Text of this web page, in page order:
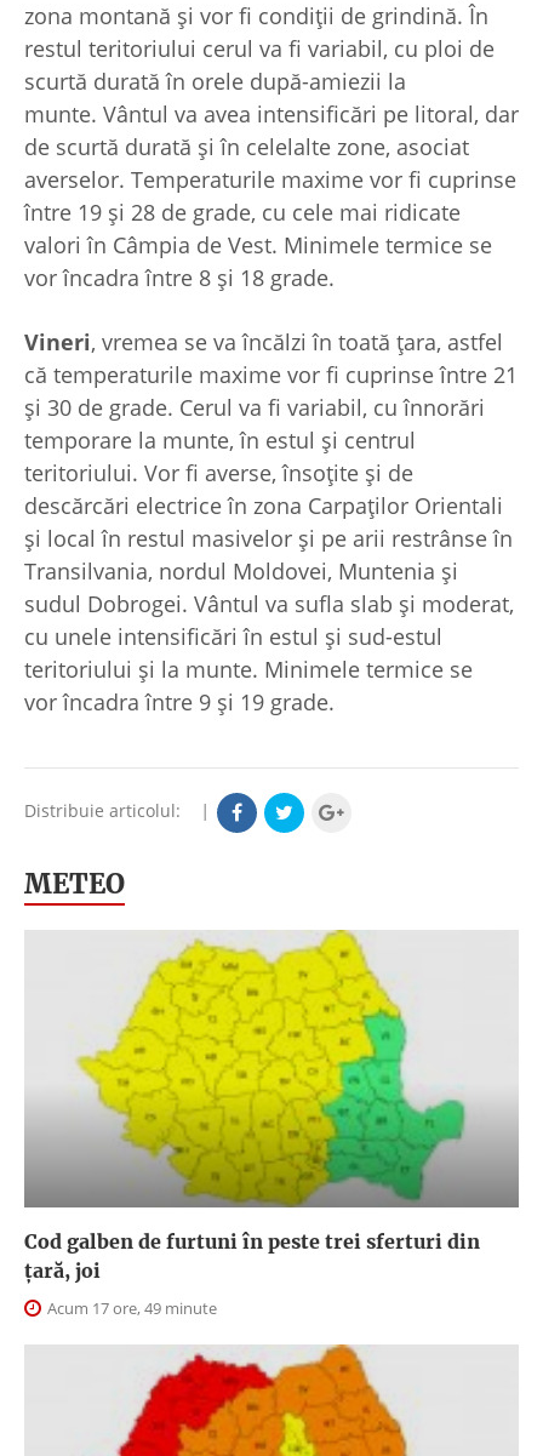
zona montană şi vor fi condiţii de grindină. În
restul teritoriului cerul va fi variabil, cu ploi de
scurtă durată în orele după-amiezii la
munte. Vântul va avea intensificări pe litoral, dar
de scurtă durată şi în celelalte zone, asociat
averselor. Temperaturile maxime vor fi cuprinse
între 19 şi 28 de grade, cu cele mai ridicate
valori în Câmpia de Vest. Minimele termice se
vor încadra între 8 şi 18 grade.
Vineri, vremea se va încălzi în toată ţara, astfel
că temperaturile maxime vor fi cuprinse între 21
şi 30 de grade. Cerul va fi variabil, cu înnorări
temporare la munte, în estul şi centrul
teritoriului. Vor fi averse, însoţite şi de
descărcări electrice în zona Carpaţilor Orientali
şi local în restul masivelor şi pe arii restrânse în
Transilvania, nordul Moldovei, Muntenia şi
sudul Dobrogei. Vântul va sufla slab şi moderat,
cu unele intensificări în estul şi sud-estul
teritoriului şi la munte. Minimele termice se
vor încadra între 9 şi 19 grade.
Distribuie articolul: |
METEO
Cod galben de furtuni în peste trei sferturi din
țară, joi
Acum 17 ore, 49 minute